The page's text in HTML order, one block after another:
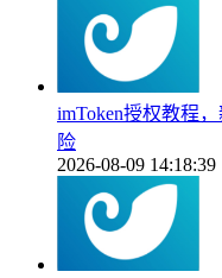
imToken授权教程
险
2026-08-09 14:18:39